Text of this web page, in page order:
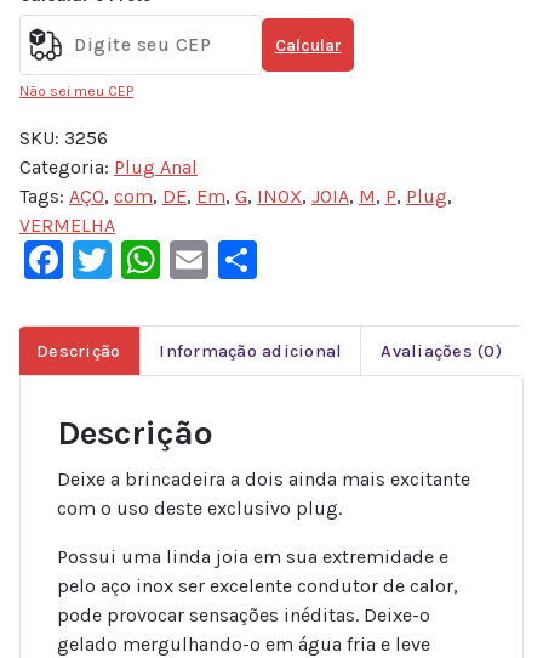
Calcular
Não sei meu CEP
SKU: 3256
Categoria: Plug Anal
Tags: AÇO, com, DE, Em, G, INOX, JOIA, M, P, Plug,
VERMELHA
Facebook
Twitter
WhatsApp
Email
Descrição Informação adicional Avaliações (0)
Descrição
Deixe a brincadeira a dois ainda mais excitante
com o uso deste exclusivo plug.
Possui uma linda joia em sua extremidade e
pelo aço inox ser excelente condutor de calor,
pode provocar sensações inéditas. Deixe-o
gelado mergulhando-o em água fria e leve